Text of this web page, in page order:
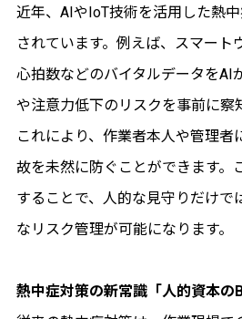
近年、AIやIoT技術を活用した熱
されています。例えば、スマート
心拍数などのバイタルデータをAI
や注意力低下のリスクを事前に察
これにより、作業者本人や管理者
故を未然に防ぐことができます。
することで、人的な見守りだけで
なリスク管理が可能になります。
熱中症対策の新常識「人的資本の